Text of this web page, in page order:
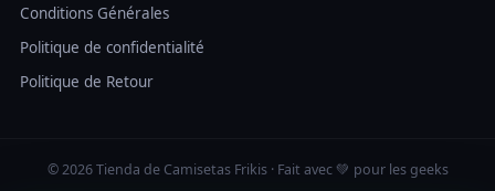
Conditions Générales
Politique de confidentialité
Politique de Retour
© 2026 Tienda de Camisetas Frikis · Fait avec 💚 pour les geeks